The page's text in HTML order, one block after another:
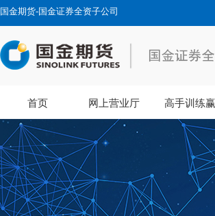
国金期货-国金证券全资子公司
首页 网上营业厅 高手训练赢